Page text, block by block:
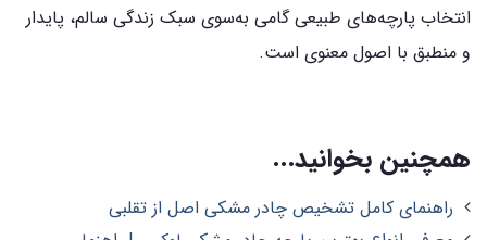
انتخاب پارچه‌های طبیعی گامی به‌سوی سبک زندگی سالم، پایدار
و منطبق با اصول معنوی است.
همچنین بخوانید...
راهنمای کامل تشخیص چادر مشکی اصل از تقلبی